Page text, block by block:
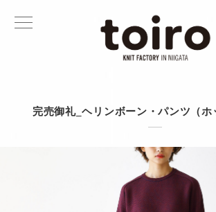
完売御礼_ヘリンボーン・パンツ（ホ